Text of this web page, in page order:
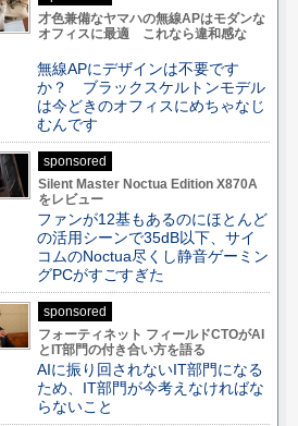
才色兼備なヤマハの無線APはモダンな
オフィスに最適 これなら違和感な
無線APにデザインは不要です
か？ ブラックスケルトンモデル
は今どきのオフィスにめちゃなじ
むんです
sponsored
Silent Master Noctua Edition X870A
をレビュー
ファンが12基もあるのにほとんど
の活用シーンで35dB以下、サイ
コムのNoctua尽くし静音ゲーミン
グPCがすごすぎた
sponsored
フォーティネット フィールドCTOがAI
とIT部門の付き合い方を語る
AIに振り回されないIT部門になる
ため、IT部門が今考えなければな
らないこと